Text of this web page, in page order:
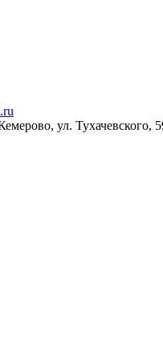
ул. Тухачевского,